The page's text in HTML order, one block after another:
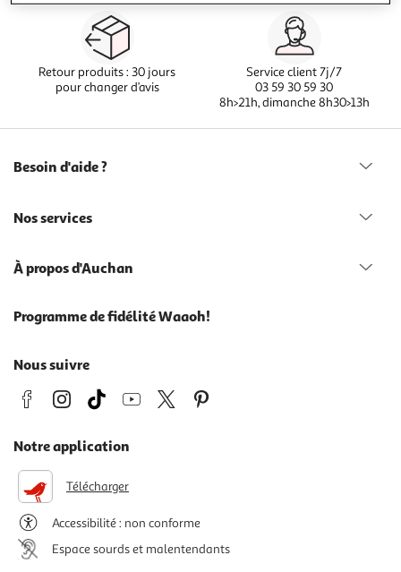
Retour produits : 30 jours
pour changer d’avis
Service client 7j/7
03 59 30 59 30
8h>21h, dimanche 8h30>13h
Besoin d'aide ?
Nos services
À propos d'Auchan
Programme de fidélité Waaoh!
Nous suivre
Notre application
Télécharger
Accessibilité : non conforme
Espace sourds et malentendants